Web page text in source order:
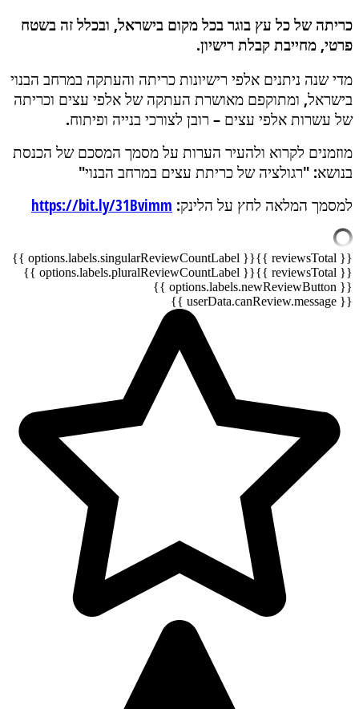
כריתה של כל עץ בוגר בכל מקום בישראל, ובכלל זה בשטח
פרטי, מחייבת קבלת רישיון.
מדי שנה ניתנים אלפי רישיונות כריתה והעתקה במרחב הבנוי
בישראל, ומתוקפם מאושרת העתקה של אלפי עצים וכריתה
של עשרות אלפי עצים – רובן לצורכי בנייה ופיתוח.
מוזמנים לקרוא ולהעיר הערות על מסמך המסכם של הכנסת
בנושא: "רגולציה של כריתת עצים במרחב הבנוי"
למסמך המלאה לחץ על הלינק: https://bit.ly/31Bvimm
{{ reviewsTotal }}
{{ options.labels.singularReviewCountLabel }}
{{ reviewsTotal }}
{{ options.labels.pluralReviewCountLabel }}
{{ options.labels.newReviewButton }}
{{ userData.canReview.message }}